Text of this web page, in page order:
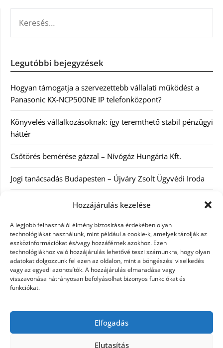
Hozzájárulás kezelése
A legjobb felhasználói élmény biztosítása érdekében olyan
technológiákat használunk, mint például a cookie-k, amelyek tárolják az
eszközinformációkat és/vagy hozzáférnek azokhoz. Ezen
technológiákhoz való hozzájárulás lehetővé teszi számunkra, hogy olyan
adatokat dolgozzunk fel ezen az oldalon, mint a böngészési viselkedés
vagy az egyedi azonosítók. A hozzájárulás elmaradása vagy
visszavonása hátrányosan befolyásolhat bizonyos funkciókat és
funkciókat.
Elfogadás
Elutasítás
Legutóbbi bejegyzések
Hogyan támogatja a szervezettebb vállalati működést a
Panasonic KX-NCP500NE IP telefonközpont?
Könyvelés vállalkozásoknak: így teremthető stabil pénzügyi
háttér
Csőtörés bemérése gázzal – Nívógáz Hungária Kft.
Jogi tanácsadás Budapesten – Újváry Zsolt Ügyvédi Iroda
Arckrémek – mit érdemes tudni az öregedés lassításáról és
Kategóriák
Egyéb kategória
Szolgáltatás
Szórakozás
Webáruház